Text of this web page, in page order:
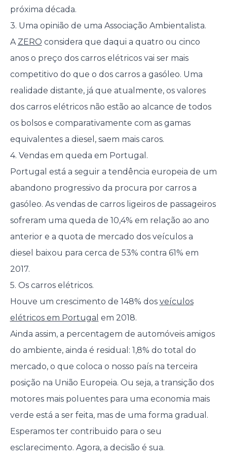
próxima década.
3. Uma opinião de uma Associação Ambientalista.
A ZERO considera que daqui a quatro ou cinco
anos o preço dos carros elétricos vai ser mais
competitivo do que o dos carros a gasóleo. Uma
realidade distante, já que atualmente, os valores
dos carros elétricos não estão ao alcance de todos
os bolsos e comparativamente com as gamas
equivalentes a diesel, saem mais caros.
4. Vendas em queda em Portugal.
Portugal está a seguir a tendência europeia de um
abandono progressivo da procura por carros a
gasóleo. As vendas de carros ligeiros de passageiros
sofreram uma queda de 10,4% em relação ao ano
anterior e a quota de mercado dos veículos a
diesel baixou para cerca de 53% contra 61% em
2017.
5. Os carros elétricos.
Houve um crescimento de 148% dos veículos
elétricos em Portugal em 2018.
Ainda assim, a percentagem de automóveis amigos
do ambiente, ainda é residual: 1,8% do total do
mercado, o que coloca o nosso país na terceira
posição na União Europeia. Ou seja, a transição dos
motores mais poluentes para uma economia mais
verde está a ser feita, mas de uma forma gradual.
Esperamos ter contribuido para o seu
esclarecimento. Agora, a decisão é sua.